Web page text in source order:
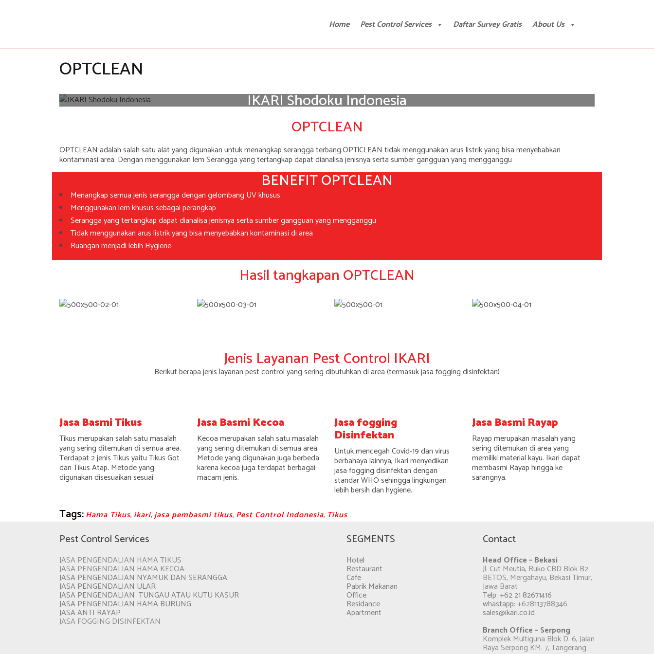
Home Pest Control Services Daftar Survey Gratis About Us
OPTCLEAN
IKARI Shodoku Indonesia
IKARI Shodoku Indonesia
|
OPTCLEAN
OPTCLEAN adalah salah satu alat yang digunakan untuk menangkap serangga terbang.OPTlCLEAN tidak menggunakan arus listrik yang bisa menyebabkan
kontaminasi area. Dengan menggunakan lem Serangga yang tertangkap dapat dianalisa jenisnya serta sumber gangguan yang mengganggu
BENEFIT OPTCLEAN
Menangkap semua jenis serangga dengan gelombang UV khusus
Menggunakan lem khusus sebagai perangkap
Serangga yang tertangkap dapat dianalisa jenisnya serta sumber gangguan yang mengganggu
Tidak menggunakan arus listrik yang bisa menyebabkan kontaminasi di area
Ruangan menjadi lebih Hygiene
Hasil tangkapan OPTCLEAN
Jenis Layanan Pest Control IKARI
Berikut berapa jenis layanan pest control yang sering dibutuhkan di area (termasuk jasa fogging disinfektan)
Jasa Basmi Tikus
Tikus merupakan salah satu masalah
yang sering ditemukan di semua area.
Terdapat 2 jenis Tikus yaitu Tikus Got
dan Tikus Atap. Metode yang
digunakan disesuaikan sesuai.
Jasa Basmi Kecoa
Kecoa merupakan salah satu masalah
yang sering ditemukan di semua area.
Metode yang digunakan juga berbeda
karena kecoa juga terdapat berbagai
macam jenis.
Jasa fogging
Disinfektan
Untuk mencegah Covid-19 dan virus
berbahaya lainnya, Ikari menyedikan
jasa fogging disinfektan dengan
standar WHO sehingga lingkungan
lebih bersih dan hygiene.
Jasa Basmi Rayap
Rayap merupakan masalah yang
sering ditemukan di area yang
memiliki material kayu. Ikari dapat
membasmi Rayap hingga ke
sarangnya.
Tags:Hama Tikus, ikari,jasa pembasmi tikus, Pest Control Indonesia, Tikus
Pest Control Services
JASA PENGENDALIAN HAMA TIKUS
JASA PENGENDALIAN HAMA KECOA
JASA PENGENDALIAN NYAMUK DAN SERANGGA
JASA PENGENDALIAN ULAR
JASA PENGENDALIAN TUNGAU ATAU KUTU KASUR
JASA PENGENDALIAN HAMA BURUNG
JASA ANTI RAYAP
JASA FOGGING DISINFEKTAN
SEGMENTS
Hotel
Restaurant
Cafe
Pabrik Makanan
Office
Residance
Apartment
Contact
Head Office – Bekasi
Jl. Cut Meutia, Ruko CBD Blok B2
BETOS, Mergahayu, Bekasi Timur,
Jawa Barat
Telp: +62 21 82671416
whastapp:+628113788346
sales@ikari.co.id
Branch Office – Serpong
Komplek Multiguna Blok D. 6, Jalan
Raya Serpong KM. 7, Tangerang